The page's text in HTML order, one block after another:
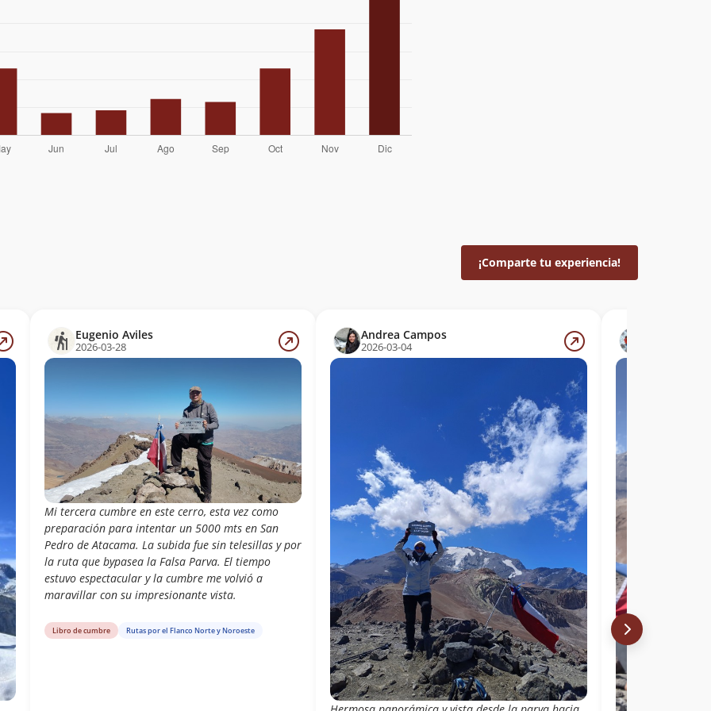
¡Comparte tu experiencia!
Eugenio Aviles
2026-03-28
Mi tercera cumbre en este cerro, esta vez como
preparación para intentar un 5000 mts en San
Pedro de Atacama. La subida fue sin telesillas y por
la ruta que bypasea la Falsa Parva. El tiempo
estuvo espectacular y la cumbre me volvió a
maravillar con su impresionante vista.
Libro de cumbre Rutas por el Flanco Norte y Noroeste
Andrea Campos
2026-03-04